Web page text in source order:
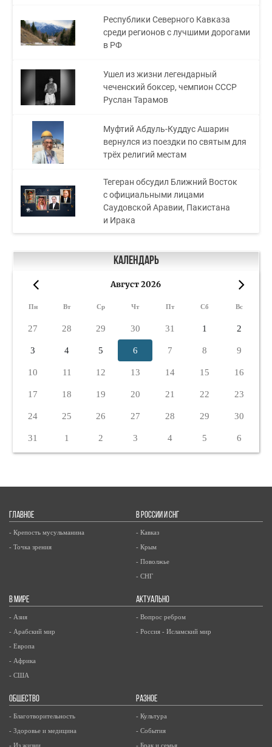
Республики Северного Кавказа
среди регионов с лучшими дорогами
в РФ
Ушел из жизни легендарный
чеченский боксер, чемпион СССР
Руслан Тарамов
Муфтий Абдуль-Куддус Ашарин
вернулся из поездки по святым для
трёх религий местам
Тегеран обсудил Ближний Восток
с официальными лицами
Саудовской Аравии, Пакистана
и Ирака
Календарь
Август 2026
Пн Вт Ср Чт Пт Сб Вс
27 28 29 30 31 1 2
3 4 5 6 7 8 9
10 11 12 13 14 15 16
17 18 19 20 21 22 23
24 25 26 27 28 29 30
31 1 2 3 4 5 6
ГЛАВНОЕ
- Крепость мусульманина
- Точка зрения
В РОССИИ И СНГ
- Кавказ
- Крым
- Поволжье
- СНГ
В МИРЕ
- Азия
- Арабский мир
- Европа
- Африка
- США
АКТУАЛЬНО
- Вопрос ребром
- Россия - Исламский мир
ОБЩЕСТВО
- Благотворительность
- Здоровье и медицина
- Из жизни
РАЗНОЕ
- Культура
- События
- Брак и семья